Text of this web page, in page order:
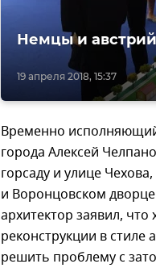
19 апреля 2018, 15:37
Немцы и
Временно
города Алексей
горсаду и улице
и Воронцовском
архитектор заявил,
реконструкции в
решить проблему с